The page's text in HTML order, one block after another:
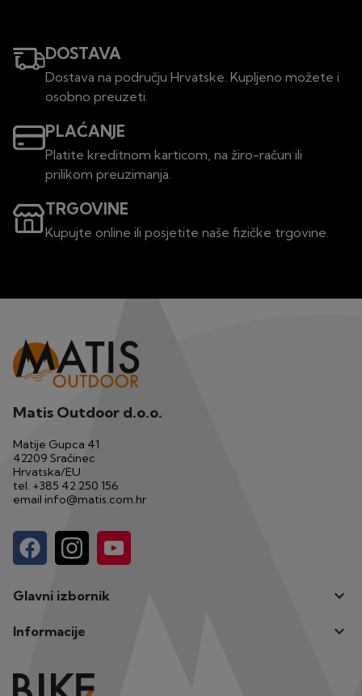
DOSTAVA
Dostava na području Hrvatske. Kupljeno možete i
osobno preuzeti.
PLAĆANJE
Platite kreditnom karticom, na žiro-račun ili
prilikom preuzimanja.
TRGOVINE
Kupujte online ili posjetite naše fizičke trgovine.
Matis Outdoor d.o.o.
Matije Gupca 41
42209 Sračinec
Hrvatska/EU
tel. +385 42 250 156
email info@matis.com.hr
Glavni izbornik 
Informacije 